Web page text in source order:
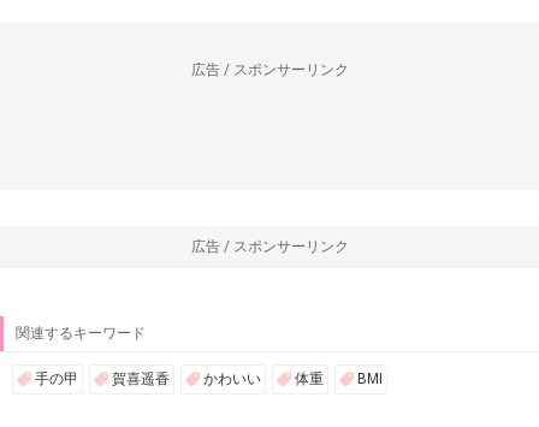
広告 / スポンサーリンク
広告 / スポンサーリンク
関連するキーワード
手の甲 賀喜遥香 かわいい 体重 BMI